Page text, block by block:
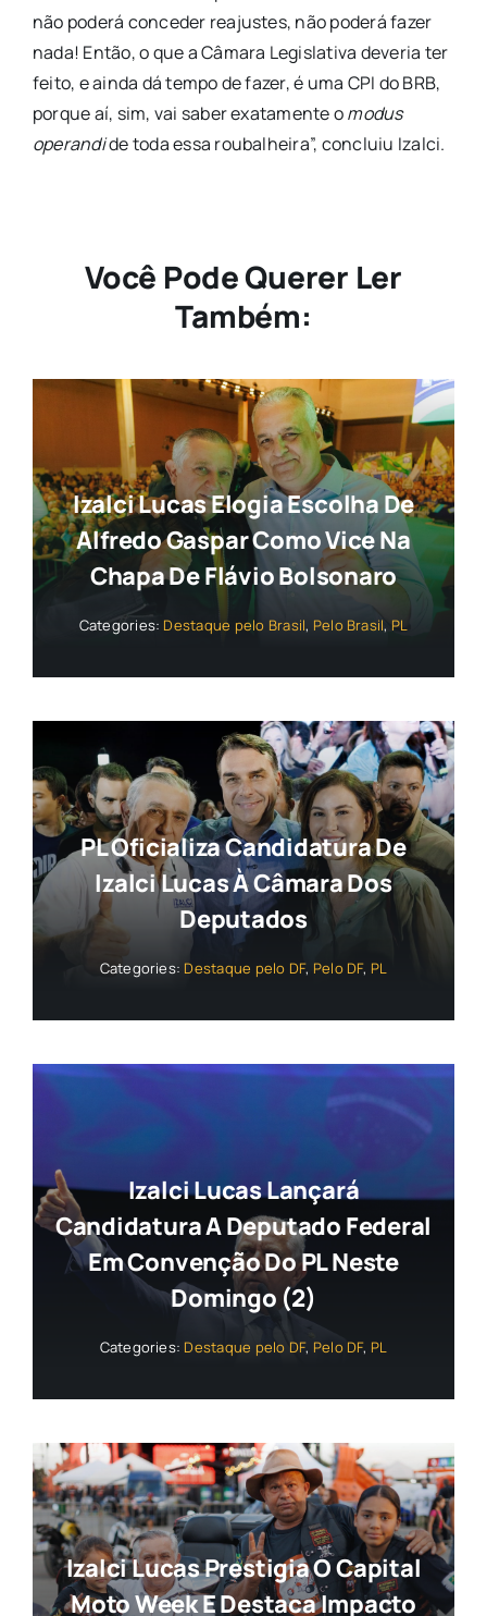
não poderá conceder reajustes, não poderá fazer
nada! Então, o que a Câmara Legislativa deveria ter
feito, e ainda dá tempo de fazer, é uma CPI do BRB,
porque aí, sim, vai saber exatamente omodus
operandide toda essa roubalheira”, concluiu Izalci.
Você Pode Querer Ler
Também:
Izalci Lucas Elogia Escolha De
Alfredo Gaspar Como Vice Na
Chapa De Flávio Bolsonaro
Categories: Destaque pelo Brasil, Pelo Brasil, PL
PL Oficializa Candidatura De
Izalci Lucas À Câmara Dos
Deputados
Categories: Destaque pelo DF, Pelo DF, PL
Izalci Lucas Lançará
Candidatura A Deputado Federal
Em Convenção Do PL Neste
Domingo (2)
Categories: Destaque pelo DF, Pelo DF, PL
Izalci Lucas Prestigia O Capital
Moto Week E Destaca Impacto